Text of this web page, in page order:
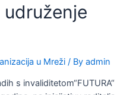
u Mreži / By admin
s invaliditetom“FUTURA“